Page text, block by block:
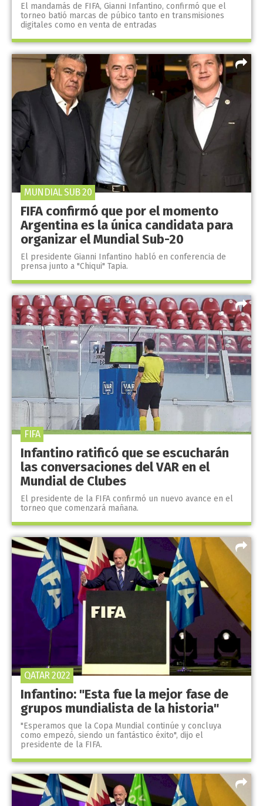
El mandamás de FIFA, Gianni Infantino, confirmó que el
torneo batió marcas de púbico tanto en transmisiones
digitales como en venta de entradas
FIFA confirmó que por el momento
Argentina es la única candidata para
organizar el Mundial Sub-20
El presidente Gianni Infantino habló en conferencia de
prensa junto a "Chiqui" Tapia.
MUNDIAL SUB 20
Infantino ratificó que se escucharán
las conversaciones del VAR en el
Mundial de Clubes
El presidente de la FIFA confirmó un nuevo avance en el
torneo que comenzará mañana.
FIFA
Infantino: "Esta fue la mejor fase de
grupos mundialista de la historia"
"Esperamos que la Copa Mundial continúe y concluya
como empezó, siendo un fantástico éxito", dijo el
presidente de la FIFA.
QATAR 2022